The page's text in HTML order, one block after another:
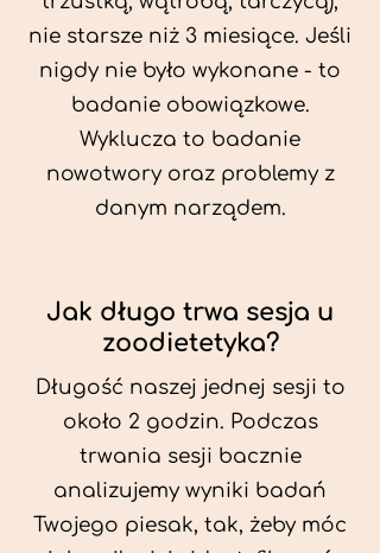
nie starsze niż 3 miesiące. Jeśli
nigdy nie było wykonane - to
badanie obowiązkowe.
Wyklucza to badanie
nowotwory oraz problemy z
danym narządem.
Jak długo trwa sesja u
zoodietetyka?
Długość naszej jednej sesji to
około 2 godzin. Podczas
trwania sesji bacznie
analizujemy wyniki badań
Twojego piesak, tak, żeby móc